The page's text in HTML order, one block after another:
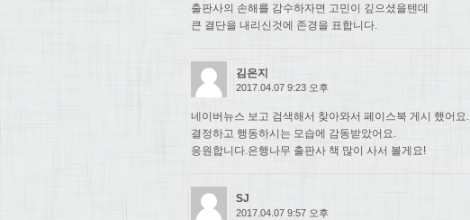
출판사의 손해를 감수하자면 고민이 깊으셨을텐데
큰 결단을 내리신것에 존경을 표합니다.
김은지
2017.04.07 9:23 오후
네이버뉴스 보고 검색해서 찾아와서 페이스북 게시 했어요.
결정하고 행동하시는 모습에 감동받았어요.
응원합니다.은행나무 출판사 책 많이 사서 볼게요!
SJ
2017.04.07 9:57 오후